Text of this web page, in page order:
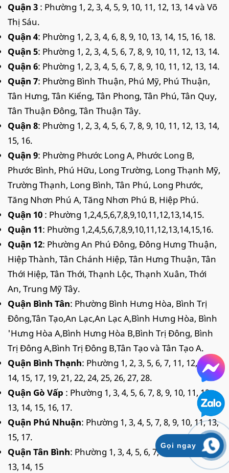
Quận 3 : Phường 1, 2, 3, 4, 5, 9, 10, 11, 12, 13, 14 và Võ
Thị Sáu.
Quận 4: Phường 1, 2, 3, 4, 6, 8, 9, 10, 13, 14, 15, 16, 18.
Quận 5: Phường 1, 2, 3, 4, 5, 6, 7, 8, 9, 10, 11, 12, 13, 14.
Quận 6: Phường 1, 2, 3, 4, 5, 6, 7, 8, 9, 10, 11, 12, 13, 14.
Quận 7: Phường Bình Thuận, Phú Mỹ, Phú Thuận,
Tân Hưng, Tân Kiểng, Tân Phong, Tân Phú, Tân Quy,
Tân Thuận Đông, Tân Thuận Tây.
Quận 8: Phường 1, 2, 3, 4, 5, 6, 7, 8, 9, 10, 11, 12, 13, 14,
15, 16.
Quận 9: Phường Phước Long A, Phước Long B,
Phước Bình, Phú Hữu, Long Trường, Long Thạnh Mỹ,
Trường Thạnh, Long Bình, Tân Phú, Long Phước,
Tăng Nhơn Phú A, Tăng Nhơn Phú B, Hiệp Phú.
Quận 10 : Phường 1,2,4,5,6,7,8,9,10,11,12,13,14,15.
Quận 11: Phường 1,2,4,5,6,7,8,9,10,11,12,13,14,15,16.
Quận 12: Phường An Phú Đông, Đông Hưng Thuận,
Hiệp Thành, Tân Chánh Hiệp, Tân Hưng Thuận, Tân
Thới Hiệp, Tân Thới, Thạnh Lộc, Thạnh Xuân, Thới
An, Trung Mỹ Tây.
Quận Bình Tân: Phường Bình Hưng Hòa, Bình Trị
Đông,Tân Tạo,An Lạc,An Lạc A,Bình Hưng Hòa, Bình
'Hưng Hòa A,Bình Hưng Hòa B,Bình Trị Đông, Bình
Trị Đông A,Bình Trị Đông B,Tân Tạo và Tân Tạo A.
Quận Bình Thạnh: Phường 1, 2, 3, 5, 6, 7, 11, 12, 13,
14, 15, 17, 19, 21, 22, 24, 25, 26, 27, 28.
Quận Gò Vấp : Phường 1, 3, 4, 5, 6, 7, 8, 9, 10, 11, 12,
13, 14, 15, 16, 17.
Quận Phú Nhuận: Phường 1, 3, 4, 5, 7, 8, 9, 10, 11, 13,
15, 17.
Quận Tân Bình: Phường 1, 3, 4, 5, 6, 7, 8, 9, 10, 11, 12,
13, 14, 15
Gọi ngay